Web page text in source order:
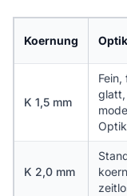
Koernung Optik
K 1,5 mm
Fein,
glatt,
Optik
K 2,0 mm